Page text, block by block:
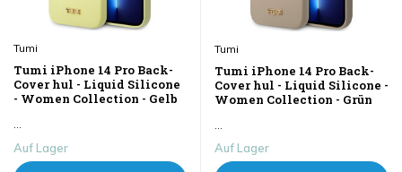
Tumi
Tumi iPhone 14 Pro Back-
Cover hul - Liquid Silicone
- Women Collection - Gelb
...
Auf Lager
Tumi
Tumi iPhone 14 Pro Back-
Cover hul - Liquid Silicone -
Women Collection - Grün
...
Auf Lager